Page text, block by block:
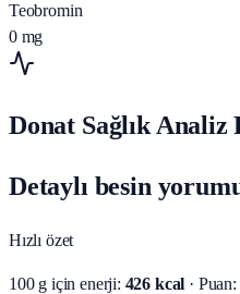
Teobromin
0 mg
Donat Sağlık Analiz
Detaylı besin
Hızlı özet
100 g için enerji: 426 kcal · Puan: